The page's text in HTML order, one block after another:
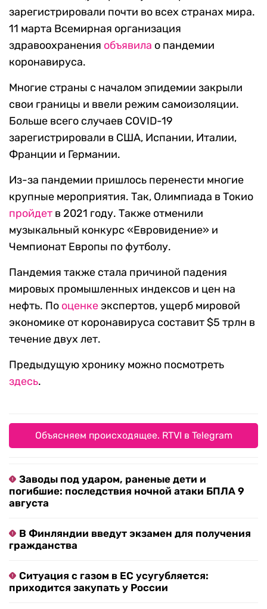
зарегистрировали почти во всех странах мира.
11 марта Всемирная организация
здравоохранения объявила о пандемии
коронавируса.
Многие страны с началом эпидемии закрыли
свои границы и ввели режим самоизоляции.
Больше всего случаев COVID-19
зарегистрировали в США, Испании, Италии,
Франции и Германии.
Из-за пандемии пришлось перенести многие
крупные мероприятия. Так, Олимпиада в Токио
пройдет в 2021 году. Также отменили
музыкальный конкурс «Евровидение» и
Чемпионат Европы по футболу.
Пандемия также стала причиной падения
мировых промышленных индексов и цен на
нефть. По оценке экспертов, ущерб мировой
экономике от коронавируса составит $5 трлн в
течение двух лет.
Предыдущую хронику можно посмотреть
здесь.
Объясняем происходящее. RTVI в Telegram
Заводы под ударом, раненые дети и
погибшие: последствия ночной атаки БПЛА 9
августа
В Финляндии введут экзамен для получения
гражданства
Ситуация с газом в ЕС усугубляется:
приходится закупать у России